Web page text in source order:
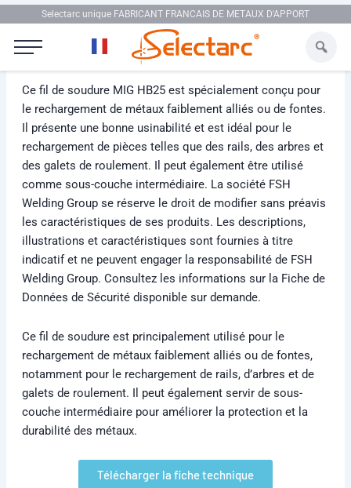
Aller au contenuSelectarc unique FABRICANT FRANCAIS DE METAUX D'APPORT
Ce fil de soudure MIG HB25 est spécialement conçu pour
le rechargement de métaux faiblement alliés ou de fontes.
Il présente une bonne usinabilité et est idéal pour le
rechargement de pièces telles que des rails, des arbres et
des galets de roulement. Il peut également être utilisé
comme sous-couche intermédiaire. La société FSH
Welding Group se réserve le droit de modifier sans préavis
les caractéristiques de ses produits. Les descriptions,
illustrations et caractéristiques sont fournies à titre
indicatif et ne peuvent engager la responsabilité de FSH
Welding Group. Consultez les informations sur la Fiche de
Données de Sécurité disponible sur demande.
Ce fil de soudure est principalement utilisé pour le
rechargement de métaux faiblement alliés ou de fontes,
notamment pour le rechargement de rails, d’arbres et de
galets de roulement. Il peut également servir de sous-
couche intermédiaire pour améliorer la protection et la
durabilité des métaux.
Télécharger la fiche technique